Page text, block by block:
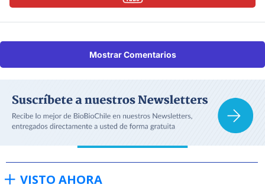
Mostrar Comentarios
VISTO AHORA